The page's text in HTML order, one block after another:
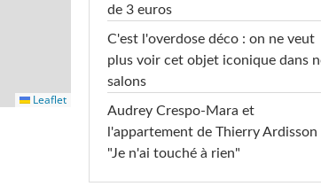
Leaflet
de 3 euros
C'est l'overdose déco : on ne veut
plus voir cet objet iconique dans
salons
Audrey Crespo-Mara et
l'appartement de Thierry Ardisson
"Je n'ai touché à rien"